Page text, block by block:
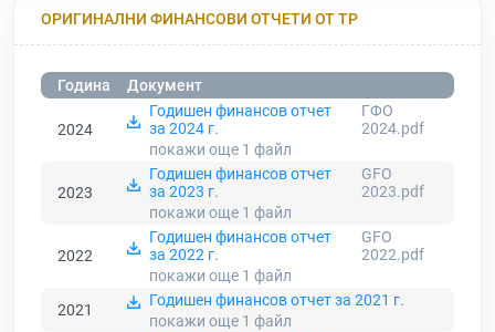
ОРИГИНАЛНИ ФИНАНСОВИ ОТЧЕТИ ОТ ТР
Година Документ
2024
Годишен финансов отчет
за 2024 г.
ГФО
2024.pdf
покажи още 1 файл
2023
Годишен финансов отчет
за 2023 г.
GFO
2023.pdf
покажи още 1 файл
2022
Годишен финансов отчет
за 2022 г.
GFO
2022.pdf
покажи още 1 файл
2021
Годишен финансов отчет за 2021 г.
покажи още 1 файл